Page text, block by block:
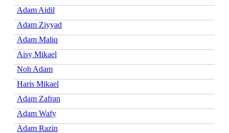
Adam Aidil
Adam Ziyyad
Adam Maliq
Aisy Mikael
Noh Adam
Haris Mikael
Adam Zafran
Adam Wafy
Adam Razin